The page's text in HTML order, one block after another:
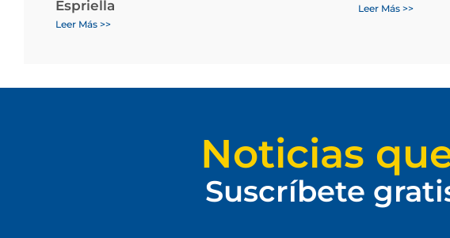
Espriella
Leer Más >>
Leer Más >>
Noticias
Suscríbete